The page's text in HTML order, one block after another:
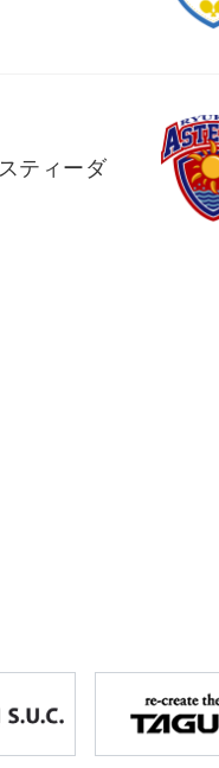
ティーダ